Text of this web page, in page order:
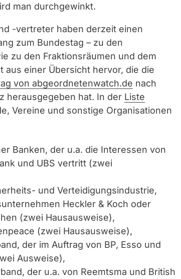
man durchgewinkt.
-vertreter haben derzeit einen
zum Bundestag – zu den
zu den Fraktionsräumen und dem
aus einer Übersicht hervor, die die
von abgeordnetenwatch.de nach
herausgegeben hat. In der Liste
Vereine und sonstige Organisationen
Banken, der u.a. die Interessen von
und UBS vertritt (zwei
und Verteidigungsindustrie,
Heckler & Koch oder
(zwei Hausausweise),
(zwei Hausausweise),
der im Auftrag von BP, Esso und
Ausweise),
der u.a. von Reemtsma und British